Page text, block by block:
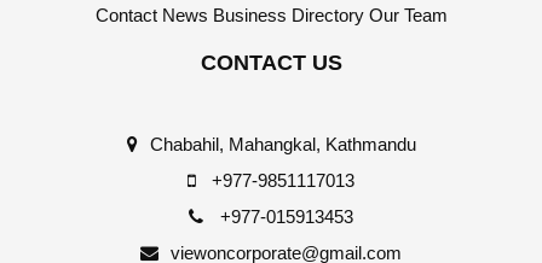
Contact News Business Directory Our Team
CONTACT US
Chabahil, Mahangkal, Kathmandu
+977-9851117013
+977-015913453
viewoncorporate@gmail.com